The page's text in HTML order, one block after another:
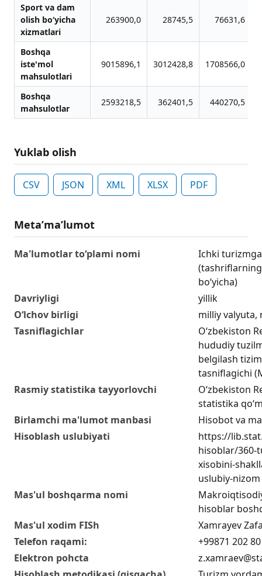
Sport va dam
olish bo‘yicha
xizmatlari
263900,0 28745,5 76631,6
Boshqa
iste'mol
mahsulotlari
9015896,1 3012428,8 1708566,0
Boshqa
mahsulotlar
2593218,5 362401,5 440270,5
Yuklab olish
CSV JSON XML XLSX PDF
Metaʼmaʼlumot
Ma'lumotlar to‘plami nomi
Ichki
bo‘yicha)
Davriyligi
yillik
O‘lchov birligi
milliy valyuta,
Tasniflagichlar
O‘zbekiston
hududiy
belgilash
tasniflagichi
Rasmiy statistika tayyorlovchi
O‘zbekiston
statistika
Birlamchi ma'lumot manbasi
Hisobot va
Hisoblash uslubiyati
https://
hisoblar/360-
xisobini-
uslubiy-nizom
Mas'ul boshqarma nomi
hisoblar
Mas'ul xodim FISh
Xamrayev
Telefon raqami:
+99871 202
Elektron pohcta